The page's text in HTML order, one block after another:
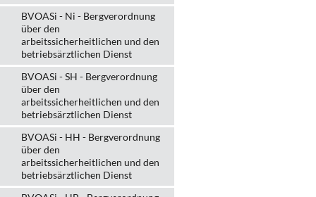
BVOASi - Ni - Bergverordnung
über den
arbeitssicherheitlichen und den
betriebsärztlichen Dienst
BVOASi - SH - Bergverordnung
über den
arbeitssicherheitlichen und den
betriebsärztlichen Dienst
BVOASi - HH - Bergverordnung
über den
arbeitssicherheitlichen und den
betriebsärztlichen Dienst